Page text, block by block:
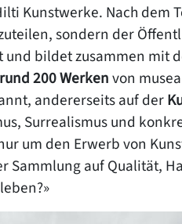
Kunstwerke. Nach dem
sondern der
bildet zusammen mit
rund 200 Werkenvon
andererseits auf der
Surrealismus und
um den Erwerb von
auf Qualität,